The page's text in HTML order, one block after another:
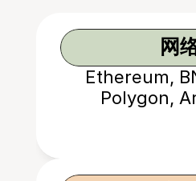
网
Ethereum,
Polygon,